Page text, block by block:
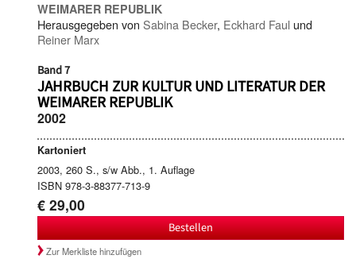
WEIMARER REPUBLIK
Herausgegeben von Sabina Becker, Eckhard Faul und
Reiner Marx
Band 7
JAHRBUCH ZUR KULTUR UND LITERATUR DER
WEIMARER REPUBLIK
2002
Kartoniert
2003, 260 S., s/w Abb., 1. Auflage
ISBN 978-3-88377-713-9
€ 29,00
Bestellen
Zur Merkliste hinzufügen